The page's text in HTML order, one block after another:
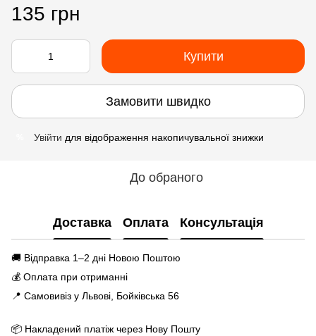
135 грн
Купити
Замовити швидко
Увійти для відображення накопичувальної знижки
До обраного
Доставка Оплата Консультація
🚚 Відправка 1–2 дні Новою Поштою
💰 Оплата при отриманні
📍 Самовивіз у Львові, Бойківська 56
📦 Накладений платіж через Нову Пошту